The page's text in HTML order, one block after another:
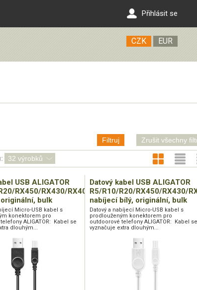
Přihlásit se
CZK EUR
Filtruj Zrušit všechny
USB ALIGATOR
RX450/RX430/RX400/RX500/RX510/R12
bulk
Micro-USB kabel s
konektorem pro
ALIGATOR: Kabel se
dlouhým...
Datový kabel USB ALIGATOR
R5/R10/R20/RX450/RX430/
nabíjecí bílý, originální, bulk
Datový a nabíjecí Micro-USB kabel s
prodlouženým konektorem pro
outdoorové telefony ALIGATOR: Kabel se
vyznačuje extra dlouhým...